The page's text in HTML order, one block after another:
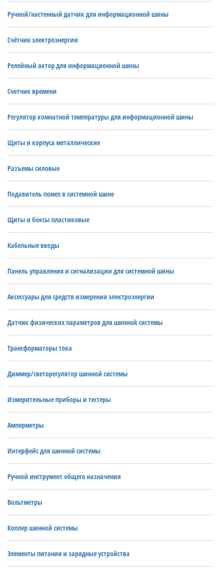
Ручной/настенный датчик для информационной шины
Счётчик электроэнергии
Релейный актор для информационной шины
Счетчик времени
Регулятор комнатной температуры для информационной шины
Щиты и корпуса металлические
Разъемы силовые
Подавитель помех в системной шине
Щиты и боксы пластиковые
Кабельные вводы
Панель управления и сигнализации для системной шины
Аксессуары для средств измерения электроэнергии
Датчик физических параметров для шинной системы
Трансформаторы тока
Диммер/светорегулятор шинной системы
Измерительные приборы и тестеры
Амперметры
Интерфейс для шинной системы
Ручной инструмент общего назначения
Вольтметры
Коплер шинной системы
Элементы питания и зарядные устройства